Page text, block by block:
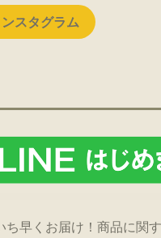
スタグラム
早くお届け！商品に関